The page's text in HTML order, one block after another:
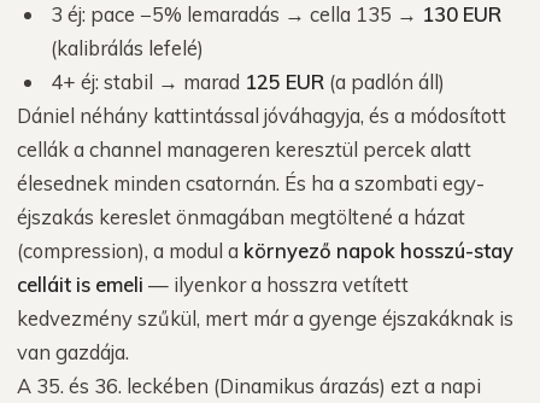
3 éj: pace −5% lemaradás → cella 135 → 130 EUR
(kalibrálás lefelé)
4+ éj: stabil → marad 125 EUR (a padlón áll)
Dániel néhány kattintással jóváhagyja, és a módosított
cellák a channel manageren keresztül percek alatt
élesednek minden csatornán. És ha a szombati egy-
éjszakás kereslet önmagában megtöltené a házat
(compression), a modul a környező napok hosszú-stay
celláit is emeli — ilyenkor a hosszra vetített
kedvezmény szűkül, mert már a gyenge éjszakáknak is
van gazdája.
A 35. és 36. leckében (Dinamikus árazás) ezt a napi